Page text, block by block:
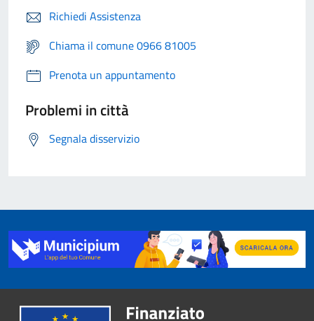
Richiedi Assistenza
Chiama il comune 0966 81005
Prenota un appuntamento
Problemi in città
Segnala disservizio